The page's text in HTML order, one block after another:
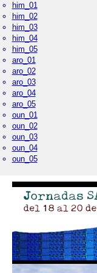
him_01
him_02
him_03
him_04
him_05
aro_01
aro_02
aro_03
aro_04
aro_05
oun_01
oun_02
oun_03
oun_04
oun_05
Palacio Real